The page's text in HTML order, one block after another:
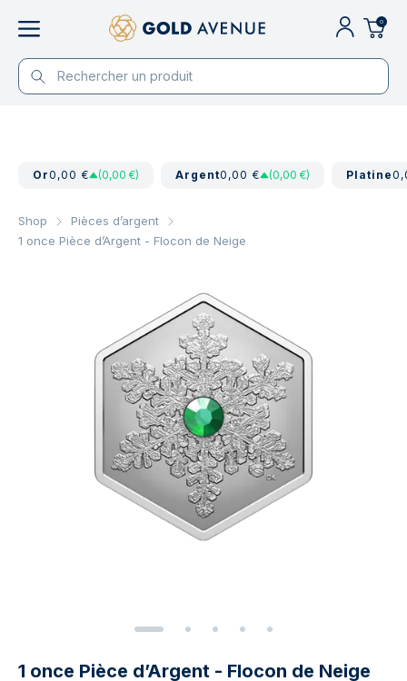
0
Or0,00 € (0,00 €) Argent0,00 € (0,00 €) Platine
Shop
Pièces d’argent
1 once Pièce d’Argent - Flocon de Neige
1 once Pièce d’Argent - Flocon de Neige